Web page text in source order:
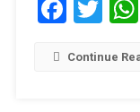
Continue